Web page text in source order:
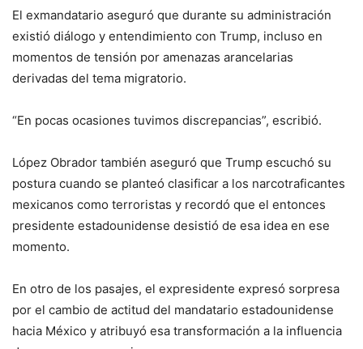
El exmandatario aseguró que durante su administración
existió diálogo y entendimiento con Trump, incluso en
momentos de tensión por amenazas arancelarias
derivadas del tema migratorio.
“En pocas ocasiones tuvimos discrepancias”, escribió.
López Obrador también aseguró que Trump escuchó su
postura cuando se planteó clasificar a los narcotraficantes
mexicanos como terroristas y recordó que el entonces
presidente estadounidense desistió de esa idea en ese
momento.
En otro de los pasajes, el expresidente expresó sorpresa
por el cambio de actitud del mandatario estadounidense
hacia México y atribuyó esa transformación a la influencia